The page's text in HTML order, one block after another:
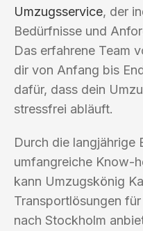
Umzugsservice, der
Bedürfnisse und
Das erfahrene Team
dir von Anfang bis
dafür, dass dein
stressfrei abläuft.
Durch die langjährige
umfangreiche Know-
kann Umzugskönig
Transportlösungen
nach Stockholm